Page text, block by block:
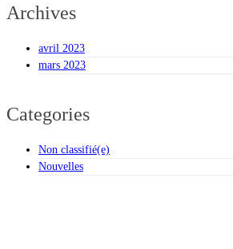
Archives
avril 2023
mars 2023
Categories
Non classifié(e)
Nouvelles